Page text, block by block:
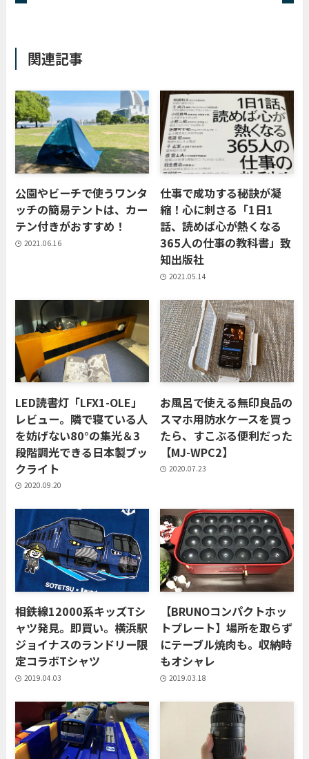
関連記事
公園やビーチで使うワンタ
ッチの簡易テントは、カー
テン付きがおすすめ！
2021.06.16
仕事で成功する秘訣が凝
縮！心に刺さる「1日1
話、読めば心が熱くなる
365人の仕事の教科書」致
知出版社
2021.05.14
LED読書灯「LFX1-OLE」
レビュー。隣で寝ている人
を妨げない80°の集光＆3
段階調光できる日本製ブッ
クライト
2020.09.20
お風呂で使える無印良品の
スマホ用防水ケースを買っ
たら、すこぶる便利だった
【MJ-WPC2】
2020.07.23
相鉄線12000系キッズTシ
ャツ発見。即買い。横浜駅
ジョイナスのランドリー限
定コラボTシャツ
2019.04.03
【BRUNOコンパクトホッ
トプレート】場所を取らず
にテーブル焼肉も。収納時
もオシャレ
2019.03.18